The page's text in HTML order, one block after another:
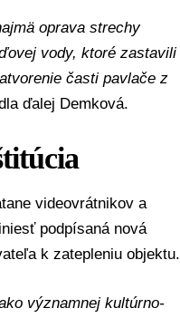
oprava strechy
vody, ktoré zastavili
časti pavlače z
ďalej Demková.
videovrátnikov a
podpísaná nová
k zatepleniu objektu.
významnej kultúrno-